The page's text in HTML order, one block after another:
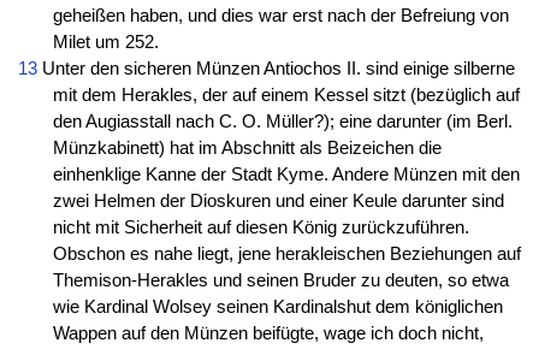
geheißen haben, und dies war erst nach der Befreiung von
Milet um 252.
13Unter den sicheren Münzen Antiochos II. sind einige silberne
mit dem Herakles, der auf einem Kessel sitzt (bezüglich auf
den Augiasstall nach C. O. Müller?); eine darunter (im Berl.
Münzkabinett) hat im Abschnitt als Beizeichen die
einhenklige Kanne der Stadt Kyme. Andere Münzen mit den
zwei Helmen der Dioskuren und einer Keule darunter sind
nicht mit Sicherheit auf diesen König zurückzuführen.
Obschon es nahe liegt, jene herakleischen Beziehungen auf
Themison-Herakles und seinen Bruder zu deuten, so etwa
wie Kardinal Wolsey seinen Kardinalshut dem königlichen
Wappen auf den Münzen beifügte, wage ich doch nicht,